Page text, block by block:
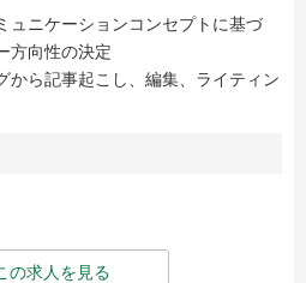
ュニケーションコンセプトに基づ
方向性の決定
から記事起こし、編集、ライティン
の求人を見る